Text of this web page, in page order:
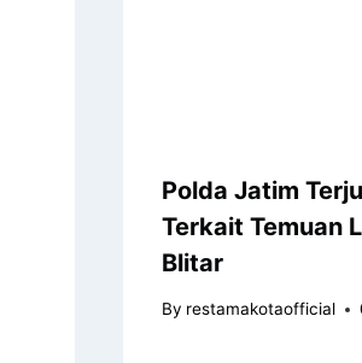
Polda Jatim
Terkait Temuan
Blitar
By restamakotaofficial